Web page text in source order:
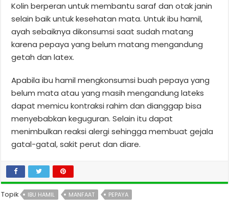
Kolin berperan untuk membantu saraf dan otak janin
selain baik untuk kesehatan mata. Untuk ibu hamil,
ayah sebaiknya dikonsumsi saat sudah matang
karena pepaya yang belum matang mengandung
getah dan latex.
Apabila ibu hamil mengkonsumsi buah pepaya yang
belum mata atau yang masih mengandung lateks
dapat memicu kontraksi rahim dan dianggap bisa
menyebabkan keguguran. Selain itu dapat
menimbulkan reaksi alergi sehingga membuat gejala
gatal-gatal, sakit perut dan diare.
Topik IBU HAMIL MANFAAT PEPAYA